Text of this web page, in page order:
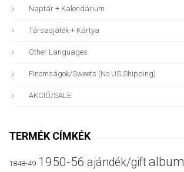
Naptár + Kalendárium
Társasjáték + Kártya
Other Languages
Finomságok/sweets (no US Shipping)
AKCIÓ/SALE
TERMÉK CÍMKÉK
1848-49 1950-56 ajándék/giftalbum